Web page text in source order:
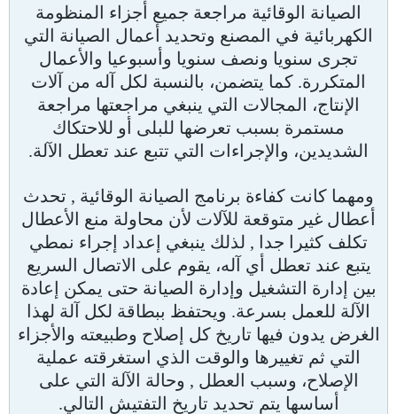
الصيانة الوقائية مراجعة جميع أجزاء المنظومة
الكهربائية في المصنع وتحديد أعمال الصيانة التي
تجرى سنويا ونصف سنويا وأسبوعيا والأعمال
المتكررة. كما يتضمن، بالنسبة لكل آله من آلات
الإنتاج، المجالات التي ينبغي مراجعتها مراجعة
مستمرة بسبب تعرضها للبلى أو للاحتكاك
الشديدين، والإجراءات التي تتبع عند تعطل الآلة.
ومهما كانت كفاءة برنامج الصيانة الوقائية , تحدث
أعطال غير متوقعة للآلات لأن محاولة منع الأعطال
تكلف كثيرا جدا , لذلك ينبغي إعداد إجراء نمطي
يتبع عند تعطل أي آله، يقوم على الاتصال السريع
بين إدارة التشغيل وإدارة الصيانة حتى يمكن إعادة
الآلة للعمل بسرعة. ويحتفظ ببطاقة لكل آلة لهذا
الغرض يدون فيها تاريخ كل إصلاح وطبيعته والأجزاء
التي ثم تغييرها والوقت الذي استغرقته عملية
الإصلاح، وسبب العطل , وحالة الآلة التي على
أساسها يتم تحديد تاريخ التفتيش التالي.